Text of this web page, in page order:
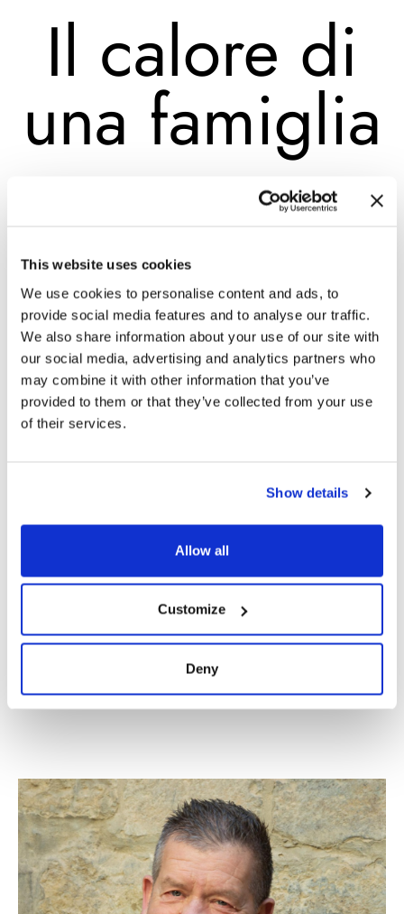
This website uses cookies
We use cookies to personalise content and ads, to
provide social media features and to analyse our traffic.
We also share information about your use of our site with
our social media, advertising and analytics partners who
may combine it with other information that you’ve
provided to them or that they’ve collected from your use
of their services.
Show details
Allow all
Customize
Deny
Il calore di
una famiglia
L’ereditarietà e l’autenticità sono valori a
noi cari. Per questo scegliamo con
molta cura i nostri collaboratori, per
costruire solide relazioni e offrire
un’esperienza di shopping piacevole,
curata e accogliente.
un personale specializzato con cui
creare relazioni e godere di
un’esperienza personale. Per avere
sempre un piccolo angolo, in via del
corso, dove tornare e sentirsi a casa.